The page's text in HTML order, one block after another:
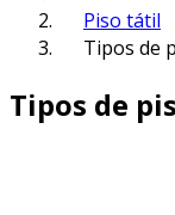
Piso tátil
Tipos de
Tipos de